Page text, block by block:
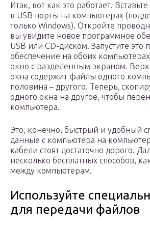
Итак, вот как это работает.
в USB порты на компьютерах
только Windows). Откройте
вы увидите новое программное
USB или CD-диском. Запустите это
обеспечение на обоих
окно с разделенным экраном.
окна содержит файлы одного
половина – другого. Теперь,
одного окна на другое, чтобы
компьютера.
Это, конечно, быстрый и удобный
данные с компьютера на
кабели стоят достаточно дорого.
несколько бесплатных способов,
между компьютерам.
Используйте
для передачи файлов